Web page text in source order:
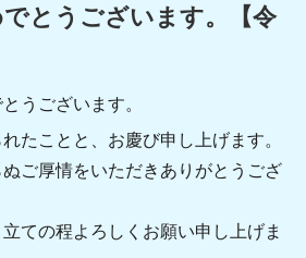
とうございます。【令
うございます。
たことと、お慶び申し上げます。
ぬご厚情をいただきありがとうござ
ての程よろしくお願い申し上げま